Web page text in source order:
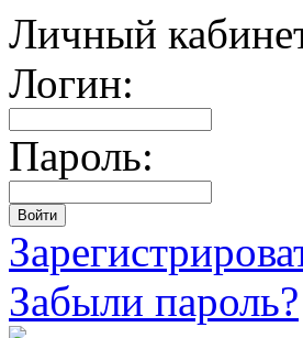
Личный
Логин:
Пароль:
Забыли пароль?